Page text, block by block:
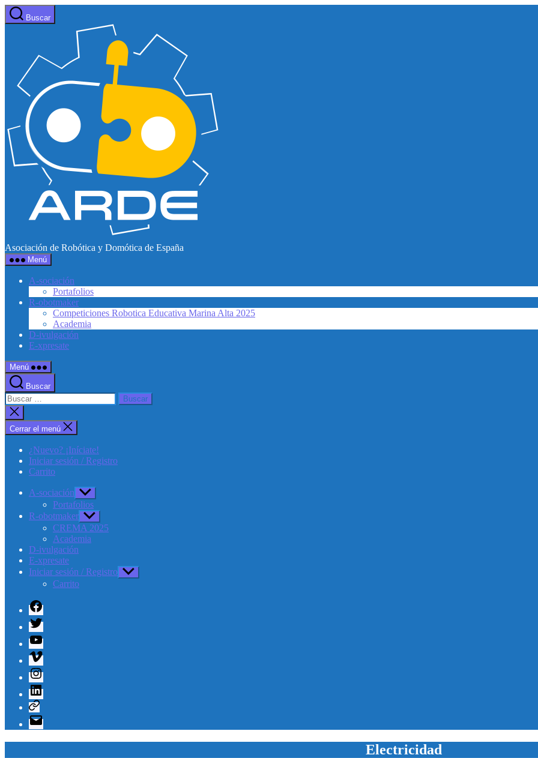
Saltar
al
Buscar
Asociación de Robótica y Domótica de España
Menú
A-sociación
Portafolios
R-obotmaker
Competiciones Robotica Educativa Marina Alta 2025
Academia
D-ivulgación
E-xpresate
Menú
Buscar
Buscar:
Cerrar
la
búsqueda
Cerrar el menú
¿Nuevo? ¡Iníciate!
Iniciar sesión / Registro
Carrito
A-sociación Mostrar
el
submenú
Portafolios
R-obotmaker Mostrar
el
submenú
CREMA 2025
Academia
D-ivulgación
E-xpresate
Iniciar sesión / Registro Mostrar
el
Carrito
Facebook
Twitter
Youtube
Vimeo
Instagram
Linkedin
Telegram
Correo
electrónico
Electricidad